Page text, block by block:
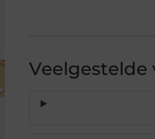
Veelgestelde